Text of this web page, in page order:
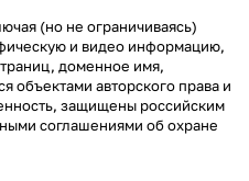
(но не ограничиваясь)
и видео информацию,
доменное имя,
объектами авторского права и
защищены российским
соглашениями об охране